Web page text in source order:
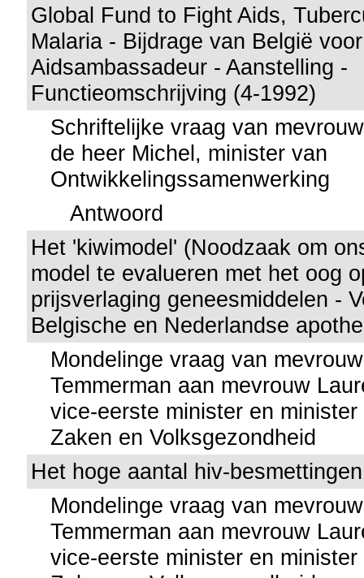
Global Fund to Fight Aids,
Malaria - Bijdrage van België
Aidsambassadeur - Aanstelling -
Functieomschrijving (4-1992)
Schriftelijke vraag van
de heer Michel, minister van
Ontwikkelingssamenwerking
Antwoord
Het 'kiwimodel' (Noodzaak om
model te evalueren met het oog
prijsverlaging geneesmiddelen -
Belgische en Nederlandse
Mondelinge vraag van
Temmerman aan mevrouw
vice-eerste minister en
Zaken en Volksgezondheid
Het hoge aantal hiv-
Mondelinge vraag van
Temmerman aan mevrouw
vice-eerste minister en